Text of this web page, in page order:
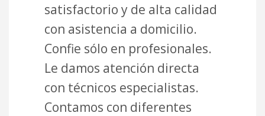
satisfactorio y de alta calidad
con asistencia a domicilio.
Confie sólo en profesionales.
Le damos atención directa
con técnicos especialistas.
Contamos con diferentes